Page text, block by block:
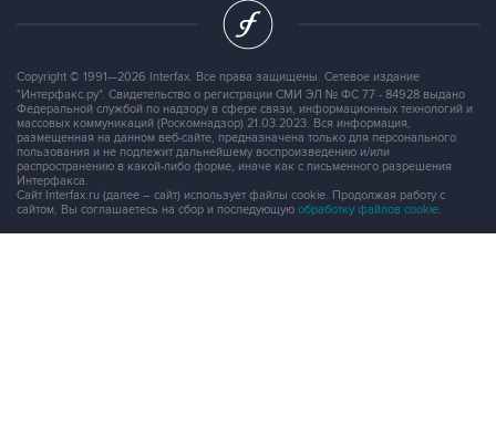
Copyright © 1991—2026 Interfax. Все права защищены. Сетевое издание
"Интерфакс.ру". Свидетельство о регистрации СМИ ЭЛ № ФС 77 - 84928 выдано
Федеральной службой по надзору в сфере связи, информационных технологий и
массовых коммуникаций (Роскомнадзор) 21.03.2023. Вся информация,
размещенная на данном веб-сайте, предназначена только для персонального
пользования и не подлежит дальнейшему воспроизведению и/или
распространению в какой-либо форме, иначе как с письменного разрешения
Интерфакса.
Сайт Interfax.ru (далее – сайт) использует файлы cookie. Продолжая работу с
сайтом, Вы соглашаетесь на сбор и последующую обработку файлов cookie.